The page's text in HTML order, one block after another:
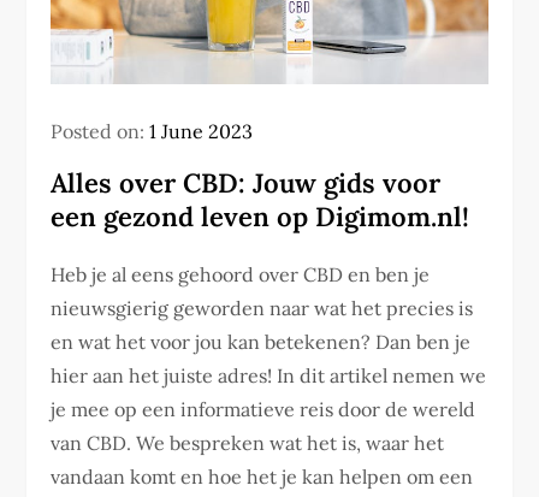
Posted on:1 June 2023
Alles over CBD: Jouw gids voor
een gezond leven op Digimom.nl!
Heb je al eens gehoord over CBD en ben je
nieuwsgierig geworden naar wat het precies is
en wat het voor jou kan betekenen? Dan ben je
hier aan het juiste adres! In dit artikel nemen we
je mee op een informatieve reis door de wereld
van CBD. We bespreken wat het is, waar het
vandaan komt en hoe het je kan helpen om een